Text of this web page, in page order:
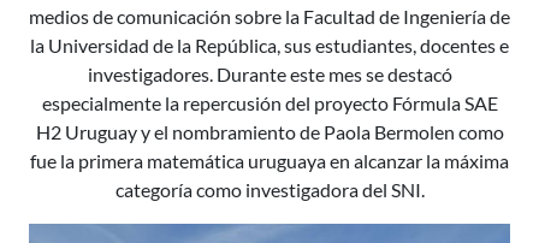
medios de comunicación sobre la Facultad de Ingeniería de
la Universidad de la República, sus estudiantes, docentes e
investigadores. Durante este mes se destacó
especialmente la repercusión del proyecto Fórmula SAE
H2 Uruguay y el nombramiento de Paola Bermolen como
fue la primera matemática uruguaya en alcanzar la máxima
categoría como investigadora del SNI.